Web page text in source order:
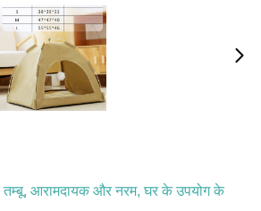
तम्बू, आरामदायक और नरम, घर के उपयोग के